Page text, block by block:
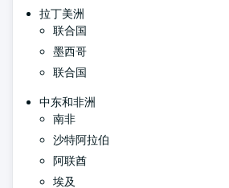
拉丁美洲
联合国
墨西哥
联合国
中东和非洲
南非
沙特阿拉伯
阿联酋
埃及